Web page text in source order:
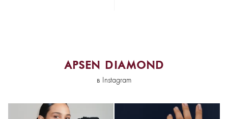
APSEN DIAMOND
в Instagram